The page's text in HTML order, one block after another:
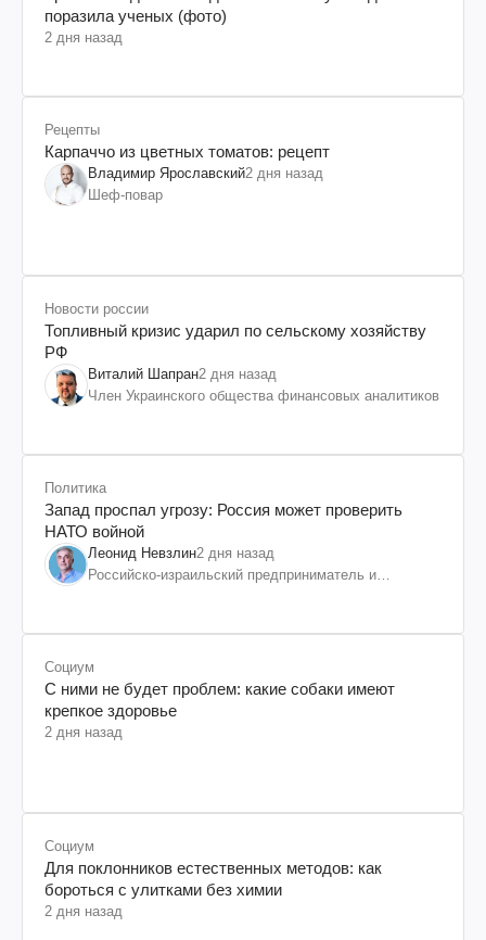
поразила ученых (фото)
2 дня назад
Рецепты
Карпаччо из цветных томатов: рецепт
Владимир Ярославский2 дня назад
Шеф-повар
Новости россии
Топливный кризис ударил по сельскому хозяйству
РФ
Виталий Шапран2 дня назад
Член Украинского общества финансовых аналитиков
Политика
Запад проспал угрозу: Россия может проверить
НАТО войной
Леонид Невзлин2 дня назад
Российско-израильский предприниматель и
Социум
С ними не будет проблем: какие собаки имеют
крепкое здоровье
2 дня назад
Социум
Для поклонников естественных методов: как
бороться с улитками без химии
2 дня назад